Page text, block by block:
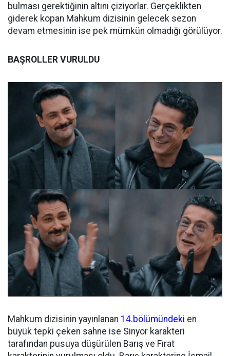
bulması gerektiğinin altını çiziyorlar. Gerçeklikten
giderek kopan Mahkum dizisinin gelecek sezon
devam etmesinin ise pek mümkün olmadığı görülüyor.
BAŞROLLER VURULDU
Mahkum dizisinin yayınlanan 14.bölümündeki en
büyük tepki çeken sahne ise Sinyor karakteri
tarafından pusuya düşürülen Barış ve Fırat